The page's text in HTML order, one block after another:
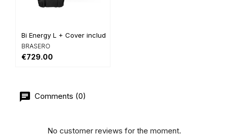
Bi Energy L + Cover included
BRASERO
€729.00
Comments (0)
No customer reviews for the moment.